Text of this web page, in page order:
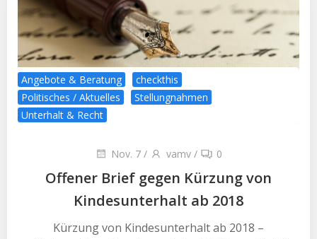
Angebote & Beratung
checkthis
Politisches / Aktuelles
Stellungnahmen
Unterhalt & Recht
Nov. 7 / vamv / 0
Offener Brief gegen Kürzung von
Kindesunterhalt ab 2018
Kürzung von Kindesunterhalt ab 2018 –